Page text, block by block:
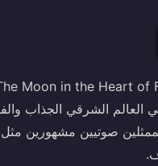
العالم الشرقي الجذاب